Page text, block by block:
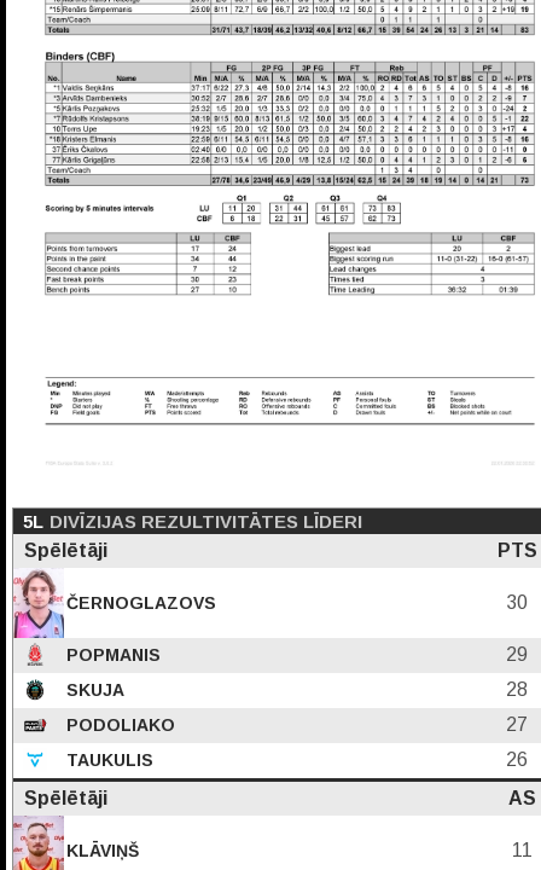
5L DIVĪZIJAS REZULTIVITĀTES LĪDERI
Spēlētāji
PTS
ČERNOGLAZOVS 30
POPMANIS 29
SKUJA 28
PODOLIAKO 27
TAUKULIS
26
Spēlētāji
AS
KLĀVIŅŠ 11